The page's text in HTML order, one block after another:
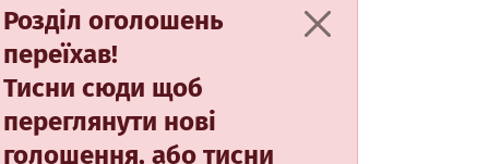
Розділ оголошень
переїхав!
Тисни сюди щоб
переглянути нові
голошення, або тисни